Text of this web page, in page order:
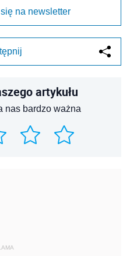
na newsletter
artykułu
nas bardzo ważna